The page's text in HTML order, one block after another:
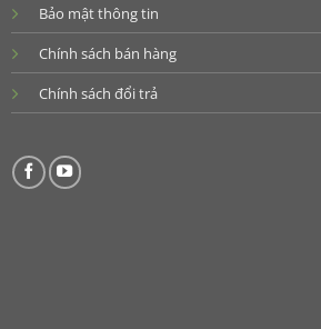
Bảo mật thông tin
Chính sách bán hàng
Chính sách đổi trả